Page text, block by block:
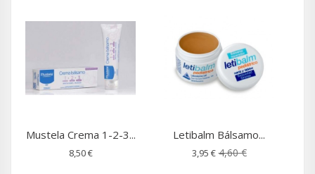
Mustela Crema 1-2-3...
8,50 €
Letibalm Bálsamo...
3,95 € 4,60 €